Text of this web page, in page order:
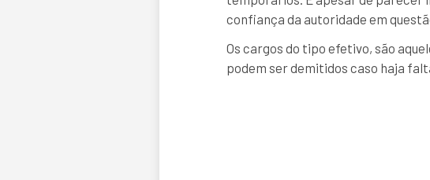
confiança da autoridade em
Os cargos do tipo efetivo, são
podem ser demitidos caso haja